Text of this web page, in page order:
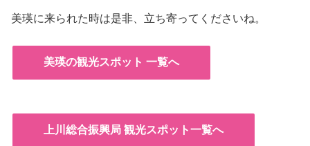
美瑛に来られた時は是非、立ち寄ってくださいね。
美瑛の観光スポット 一覧へ
上川総合振興局 観光スポット一覧へ